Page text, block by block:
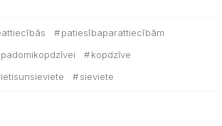
patiesībaparattiecībām
padomikopdzīvei
kopdzīve
sieviete